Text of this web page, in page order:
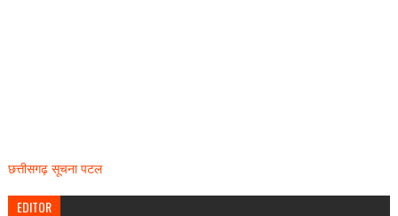
छत्तीसगढ़ सूचना पटल
EDITOR